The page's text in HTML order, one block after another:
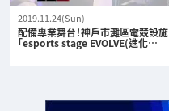
2019.11.24(Sun)
配備專業舞台！神戶市灘區電競設施
「esports stage EVOLVE(進化…